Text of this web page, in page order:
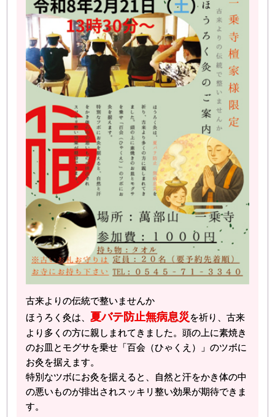
古来よりの伝統で整いませんか
ほうろく灸は、夏バテ防⽌無病息災を祈り、古来
より多くの⽅に親しまれてきました。頭の上に素焼き
のお⽫とモグサを乗せ「百会（ひゃくえ）」のツボに
お灸を据えます。
特別なツボにお灸を据えると、⾃然と汗をかき体の中
の悪いものが排出されスッキリ整い効果が期待できま
す。